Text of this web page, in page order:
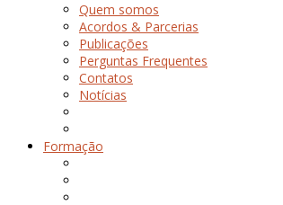
Quem somos
Acordos & Parcerias
Publicações
Perguntas Frequentes
Contatos
Notícias
Formação